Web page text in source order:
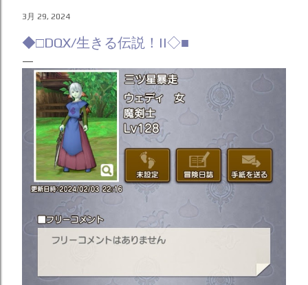
れているわけではなく･･･もっと実物の絵は光沢がハッキリ
しています。あと蜘蛛の脚の先も実物の方が白く塗られてい
るのがハッキリ分かる。頑張って表現した苦労が水の泡にな
ったようで悔しいからどうにか分かってほしくて後で動画で
撮ってみたり分かってもらう方法を模索しようと思う。 読書
「 どうでもいいよ 」 はぁー･･･iPhoneメモを愛用していた
し、ここ数年の進化を喜んでいたけど、しばらくは絵を描く
のはクリップスタジオ一択だねえ（ため息）。 ◆ □ ランキン
グ参加中 ◇ ■ ◀︎CLICK THANKS 💎
3月 29, 2024
◆□DQX/生きる伝説！II◇■